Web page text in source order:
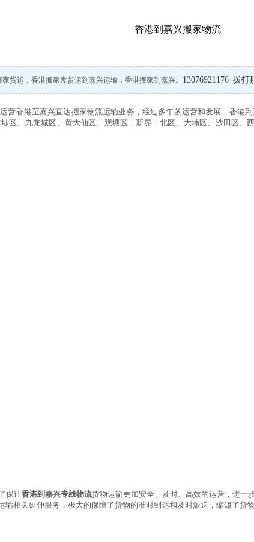
香港到嘉兴搬家物流
货运，香港搬家发货运到嘉兴运输，香港搬家到嘉兴。 13076921176 拨打
营香港至嘉兴直达搬家物流运输业务，经过多年的运营和发展，香港
区、九龙城区、黄大仙区、观塘区；新界：北区、大埔区、沙田区、
保证香港到嘉兴专线物流货物运输更加安全、及时、高效的运营，进一
相关延伸服务，极大的保障了货物的准时到达和及时派送，缩短了货